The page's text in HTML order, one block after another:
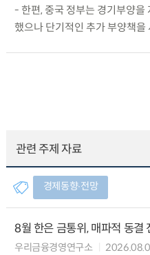
- 한편, 중국 정부는 경기부양
했으나 단기적인 추가 부양책을
관련 주제 자료
경제동향∙전망
8월 한은 금통위, 매파적 동결
우리금융경영연구소